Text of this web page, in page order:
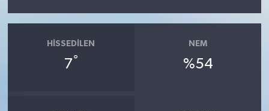
HISSEDILEN
7°
NEM
%54